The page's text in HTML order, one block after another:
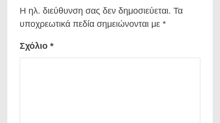
Η ηλ. διεύθυνση σας δεν δημοσιεύεται. Τα
υποχρεωτικά πεδία σημειώνονται με *
Σχόλιο *